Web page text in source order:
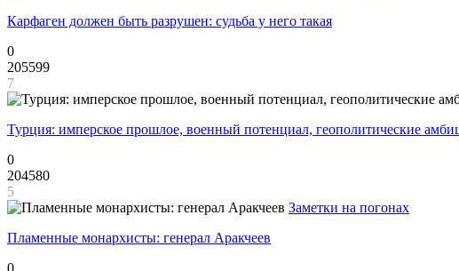
Карфаген должен быть разрушен: судьба у него такая
0
205599
7
Турция: имперское прошлое, военный потенциал, геополитические
0
204580
5
Заметки на погонах
Пламенные монархисты: генерал Аракчеев